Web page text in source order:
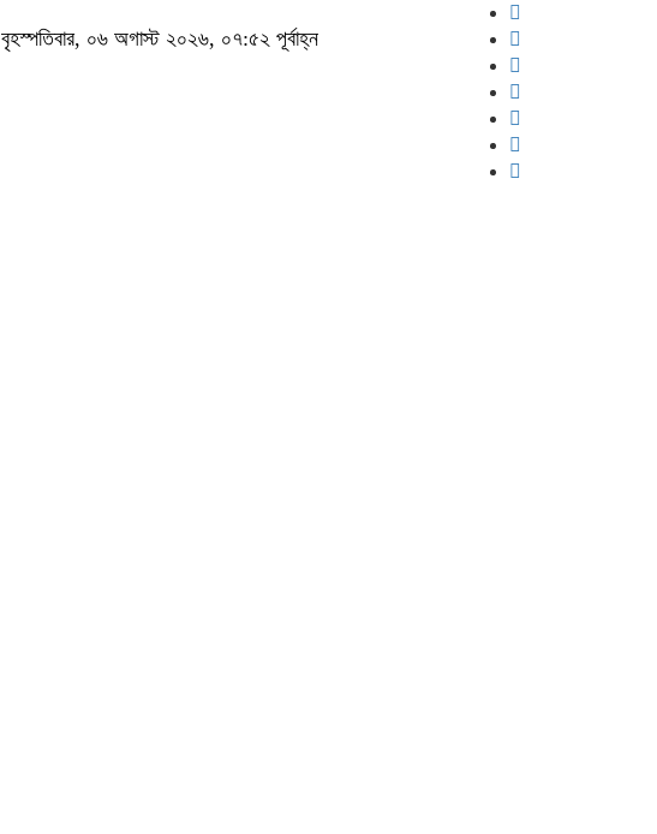
বৃহস্পতিবার, ০৬ অগাস্ট ২০২৬, ০৭:৫২ পূর্বাহ্ন